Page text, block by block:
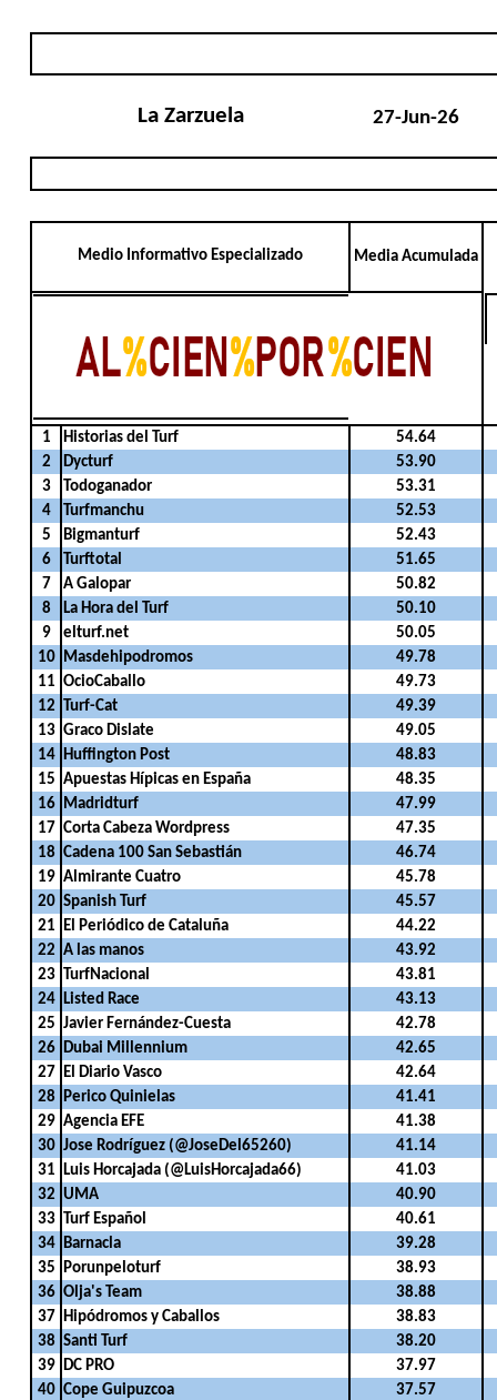
La Zarzuela 27-Jun-26
Medio Informativo Especializado Media Acumulada
1 Historias del Turf
54.64
2
Dycturf
53.90
3
Todoganador
53.31
4
Turfmanchu
52.53
5
Bigmanturf
52.43
6
Turftotal
51.65
7
A Galopar
50.82
8
La Hora del Turf
50.10
9
elturf.net
50.05
10 Masdehipodromos
49.78
11 OcioCaballo
49.73
12
Turf-Cat
49.39
13 Graco Dislate
49.05
14 Huffington Post
48.83
15 Apuestas Hípicas en España
48.35
16 Madridturf
47.99
17 Corta Cabeza Wordpress
47.35
18 Cadena 100 San Sebastián
46.74
19 Almirante Cuatro
45.78
20 Spanish Turf
45.57
21 El Periódico de Cataluña
44.22
22 A las manos
43.92
23
TurfNacional
43.81
24 Listed Race
43.13
25 Javier Fernández-Cuesta
42.78
26 Dubai Millennium
42.65
27 El Diario Vasco
42.64
28 Perico Quinielas
41.41
29 Agencia EFE
41.38
30 Jose Rodríguez (@JoseDel65260)
41.14
31 Luis Horcajada (@LuisHorcajada66)
41.03
32 UMA
40.90
33
Turf Español
40.61
34 Barnacla
39.28
35 Porunpeloturf
38.93
36 Olja's Team
38.88
37 Hipódromos y Caballos
38.83
38 Santi Turf
38.20
39 DC PRO
37.97
40 Cope Guipuzcoa
37.57